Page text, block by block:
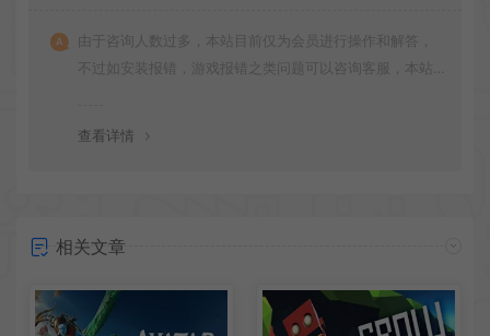
由于咨询人数过多，本站目前仅为会员进行操作和解答，
不过如安装报错，游戏报错之类问题可以咨询客服，本站
查看详情
相关文章